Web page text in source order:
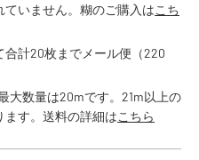
いません。糊のご購入はこち
計20枚までメール便（220
大数量は20mです。21m以上の
す。送料の詳細はこちら